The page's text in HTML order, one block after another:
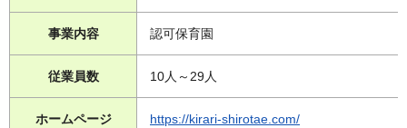
事業内容 認可保育園
従業員数 10人～29人
ホームページ https://kirari-shirotae.com/